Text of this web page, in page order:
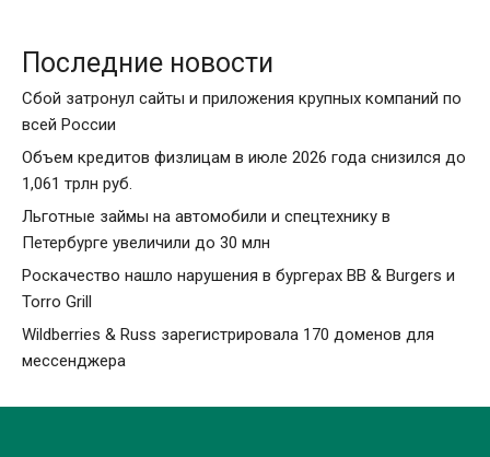
Последние новости
Сбой затронул сайты и приложения крупных компаний по
всей России
Объем кредитов физлицам в июле 2026 года снизился до
1,061 трлн руб.
Льготные займы на автомобили и спецтехнику в
Петербурге увеличили до 30 млн
Роскачество нашло нарушения в бургерах BB & Burgers и
Torro Grill
Wildberries & Russ зарегистрировала 170 доменов для
мессенджера